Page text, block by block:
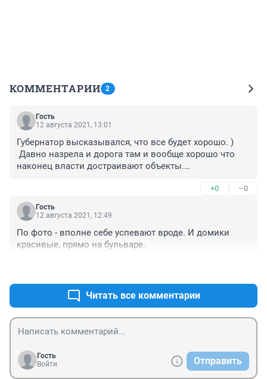
КОММЕНТАРИИ 2
Гость
12 августа 2021, 13:01
Губернатор высказывался, что все будет хорошо. )
Давно назрела и дорога там и вообще хорошо что
наконец власти достраивают объекты.
жителям Металлки они глаза мозолят, хоть и не
дымят давно (котельную убрали). Я писала в
приемную даже - обещают все ...
+0 –0
Гость
12 августа 2021, 12:49
По фото - вполне себе успевают вроде. И домики
красивые, прямо на бульваре.
Читать все комментарии
Гость
Войти
Отправить